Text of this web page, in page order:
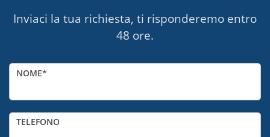
Inviaci la tua richiesta, ti risponderemo entro
48 ore.
NOME
TELEFONO